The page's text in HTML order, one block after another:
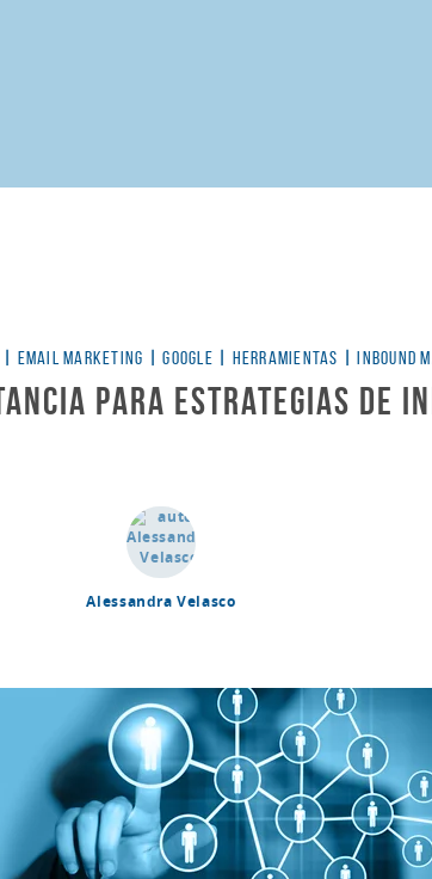
EMAIL MARKETING |GOOGLE HERRAMIENTAS |INBOUND
para estrategias de
Alessandra Velasco